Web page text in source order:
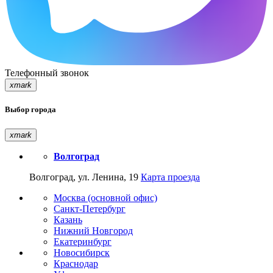
Телефонный звонок
xmark
Выбор города
xmark
Волгоград
Волгоград, ул. Ленина, 19 Карта проезда
Москва (основной офис)
Санкт-Петербург
Казань
Нижний Новгород
Екатеринбург
Новосибирск
Краснодар